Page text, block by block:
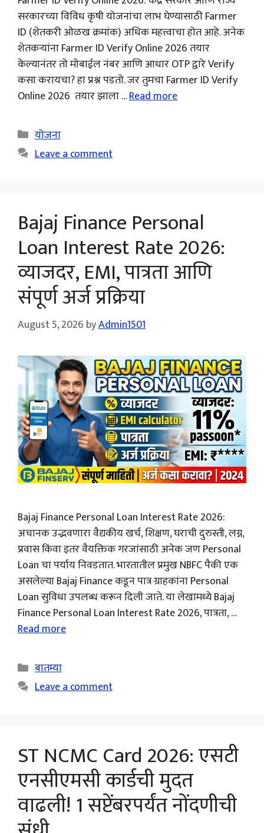
सरकारच्या विविध कृषी योजनांचा लाभ घेण्यासाठी Farmer
ID (शेतकरी ओळख क्रमांक) अधिक महत्त्वाचा होत आहे. अनेक
शेतकऱ्यांना Farmer ID Verify Online 2026 तयार
केल्यानंतर तो मोबाईल नंबर आणि आधार OTP द्वारे Verify
कसा करायचा? हा प्रश्न पडतो. जर तुमचा Farmer ID Verify
Online 2026 तयार झाला …Read more
Categories
योजना
Leave a comment
Bajaj Finance Personal
Loan Interest Rate 2026:
व्याजदर, EMI, पात्रता आणि
संपूर्ण अर्ज प्रक्रिया
August 5, 2026 byAdmin1501
Bajaj Finance Personal Loan Interest Rate 2026:
अचानक उद्भवणारा वैद्यकीय खर्च, शिक्षण, घराची दुरुस्ती, लग्न,
प्रवास किंवा इतर वैयक्तिक गरजांसाठी अनेक जण Personal
Loan चा पर्याय निवडतात. भारतातील प्रमुख NBFC पैकी एक
असलेल्या Bajaj Finance कडून पात्र ग्राहकांना Personal
Loan सुविधा उपलब्ध करून दिली जाते. या लेखामध्ये Bajaj
Finance Personal Loan Interest Rate 2026, पात्रता, …
Read more
Categories
बातम्या
Leave a comment
ST NCMC Card 2026: एसटी
एनसीएमसी कार्डची मुदत
वाढली! 1 सप्टेंबरपर्यंत नोंदणीची